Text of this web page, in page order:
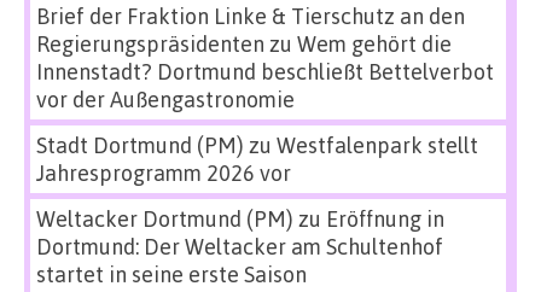
Brief der Fraktion Linke & Tierschutz an den
Regierungspräsidenten zu Wem gehört die
Innenstadt? Dortmund beschließt Bettelverbot
vor der Außengastronomie
Stadt Dortmund (PM) zu Westfalenpark stellt
Jahresprogramm 2026 vor
Weltacker Dortmund (PM) zu Eröffnung in
Dortmund: Der Weltacker am Schultenhof
startet in seine erste Saison